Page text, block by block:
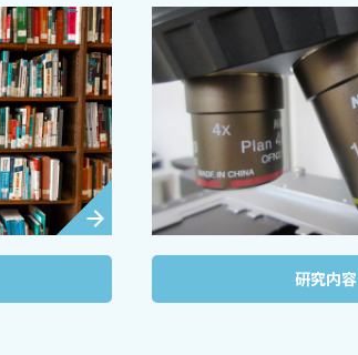
研究内容